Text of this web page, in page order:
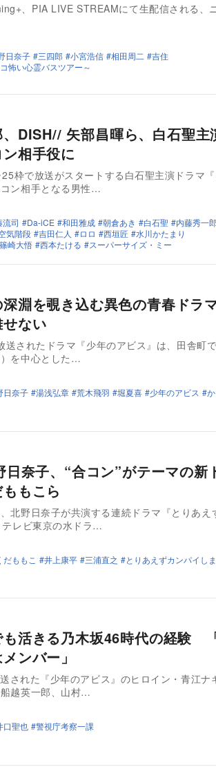
、PIA LIVE STREAMにて生配信される、
日奈子 三四郎 小宮浩信 相田周二
吉住
怖い心霊バスツアー～
DISH// 矢部昌暉ら、白石聖主
相手役に
枠で放送がスタートする白石聖主演ドラマ『
ン相手となる男性…
流司 Da-iCE 和田雅成 朝倉あき 白石聖 内藤秀一
気階段 吉田仁人 ロロ 西垣匠
水川かたまり
篠崎大悟 西本たける スーパーサイズ・ミー
深淵を覗き込む異色の青春ド
ない
されたドラマ『少年のアビス』は、田舎町
を中心とした…
日奈子 湯浅弘章 荒木飛羽 堀夏喜 少年のアビス
奈子、“合コン”がテーマの新
もこら
北野日奈子が共演する連続ドラマ『とりあえ
テレビ東京の水ドラ…
だももこ 井上康平 三浦直之 とりあえずカンパイし
活きる乃木坂46時代の経験
ンバー」
された『少年のアビス』のヒロイン・青江ナ
越英一郎、山村…
口聖也 警視庁考察一課